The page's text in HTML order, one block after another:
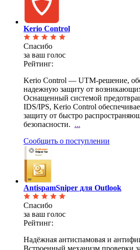
Kerio Control
Спасибо
за ваш голос
Рейтинг:
Kerio Control — UTM-решение,
надежную защиту от
Оснащенный системой
IDS/IPS, Kerio Control
защиту от быстро
безопасности. ...
Сообщить о поступлении
AntispamSniper для Outlook
Спасибо
за ваш голос
Рейтинг:
Надёжная антиспамовая и